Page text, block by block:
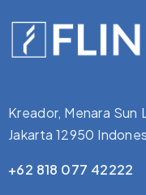
Kreador, Menara Sun
Jakarta 12950
+62 818 077 42222